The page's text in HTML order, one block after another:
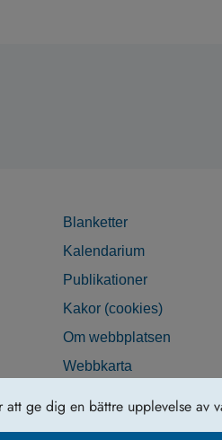
ge dig en bättre upplevelse av
Blanketter
Kalendarium
Publikationer
Kakor (cookies)
Om webbplatsen
Webbkarta